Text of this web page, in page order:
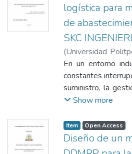
logística para
de
SKC
(Universidad
- Biblioteca,
Tito Alfonso;Erazo
En un entorno
constantes
suministro, la
en un factor
INGENIERIA
elaboración y
ingeniería
Show more
Item Open Access
Diseño de un